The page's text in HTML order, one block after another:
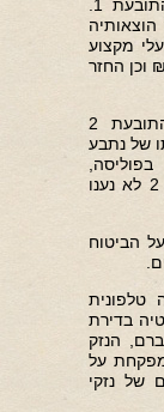
מקצוע
המומחה) בסכום של 4,241 ₪ וכן החזר
בתאריכים 9.1.13 ו-29.4.13 פנתה התובעת 2
של נתבע
בנסיבות העניין. פניות אלו של התובעת 2 לא נענו
2 למפקח על הביטוח
נתבעת 2 בשיחה טלפונית
בדירת
ברם, הנזק
על
של נזקי